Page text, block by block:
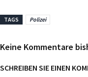
TAGS Polizei
Keine Kommentare
SCHREIBEN SIE EINEN